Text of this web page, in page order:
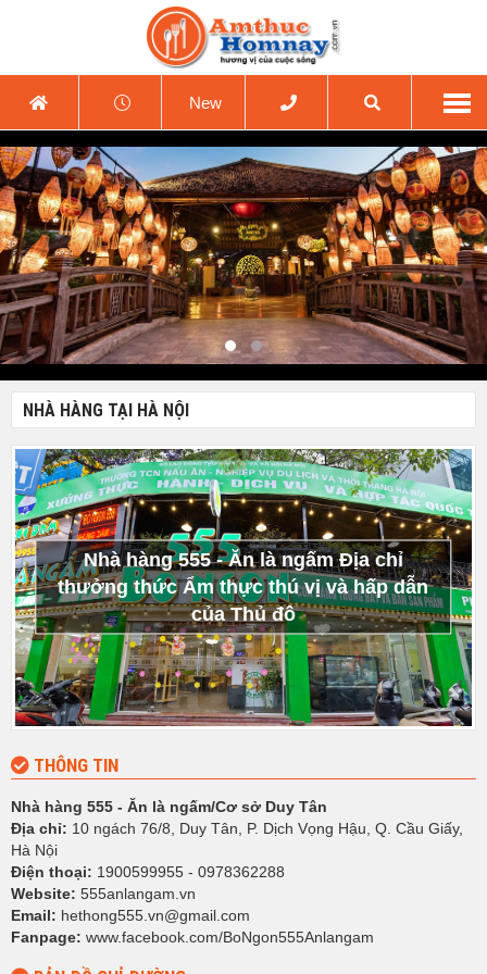
New
NHÀ HÀNG TẠI HÀ NỘI
Nhà hàng 555 - Ăn là ngấm Địa chỉ
thưởng thức Ẩm thực thú vị và hấp dẫn
của Thủ đô
THÔNG TIN
Nhà hàng 555 - Ăn là ngấm/Cơ sở Duy Tân
Địa chỉ: 10 ngách 76/8, Duy Tân, P. Dịch Vọng Hậu, Q. Cầu Giấy,
Hà Nội
Điện thoại: 1900599955 - 0978362288
Website: 555anlangam.vn
Email: hethong555.vn@gmail.com
Fanpage: www.facebook.com/BoNgon555Anlangam